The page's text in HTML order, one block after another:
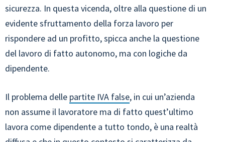
sicurezza. In questa vicenda, oltre alla questione di un
evidente sfruttamento della forza lavoro per
rispondere ad un profitto, spicca anche la questione
del lavoro di fatto autonomo, ma con logiche da
dipendente.
Il problema delle partite IVA false, in cui un’azienda
non assume il lavoratore ma di fatto quest’ultimo
lavora come dipendente a tutto tondo, è una realtà